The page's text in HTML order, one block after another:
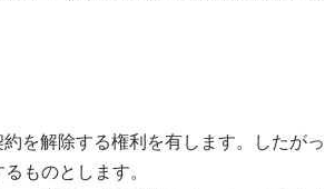
を解除する権利を有します。したがっ
ものとします。